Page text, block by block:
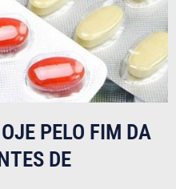
PELO FIM DA
DE